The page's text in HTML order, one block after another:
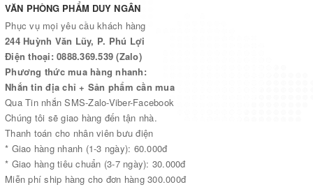
VĂN PHÒNG PHẨM DUY NGÂN
Phục vụ mọi yêu cầu khách hàng
244 Huỳnh Văn Lũy, P. Phú Lợi
Điện thoại: 0888.369.539 (Zalo)
Phương thức mua hàng nhanh:
Nhắn tin địa chỉ + Sản phẩm cần mua
Qua Tin nhắn SMS-Zalo-Viber-Facebook
Chúng tôi sẽ giao hàng đến tận nhà.
Thanh toán cho nhân viên bưu điện
* Giao hàng nhanh (1-3 ngày): 60.000đ
* Giao hàng tiêu chuẩn (3-7 ngày): 30.000đ
Miễn phí ship hàng cho đơn hàng 300.000đ